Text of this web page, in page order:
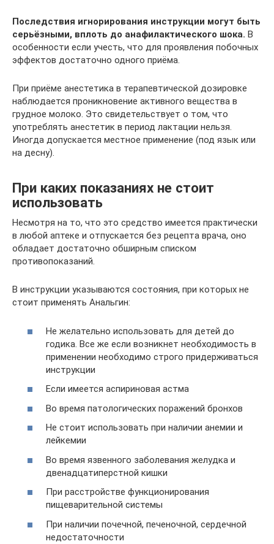
Последствия игнорирования инструкции могут быть
серьёзными, вплоть до анафилактического шока. В
особенности если учесть, что для проявления побочных
эффектов достаточно одного приёма.
При приёме анестетика в терапевтической дозировке
наблюдается проникновение активного вещества в
грудное молоко. Это свидетельствует о том, что
употреблять анестетик в период лактации нельзя.
Иногда допускается местное применение (под язык или
на десну).
При каких показаниях не стоит
использовать
Несмотря на то, что это средство имеется практически
в любой аптеке и отпускается без рецепта врача, оно
обладает достаточно обширным списком
противопоказаний.
В инструкции указываются состояния, при которых не
стоит применять Анальгин:
Не желательно использовать для детей до
годика. Все же если возникнет необходимость в
применении необходимо строго придерживаться
инструкции
Если имеется аспириновая астма
Во время патологических поражений бронхов
Не стоит использовать при наличии анемии и
лейкемии
Во время язвенного заболевания желудка и
двенадцатиперстной кишки
При расстройстве функционирования
пищеварительной системы
При наличии почечной, печеночной, сердечной
недостаточности